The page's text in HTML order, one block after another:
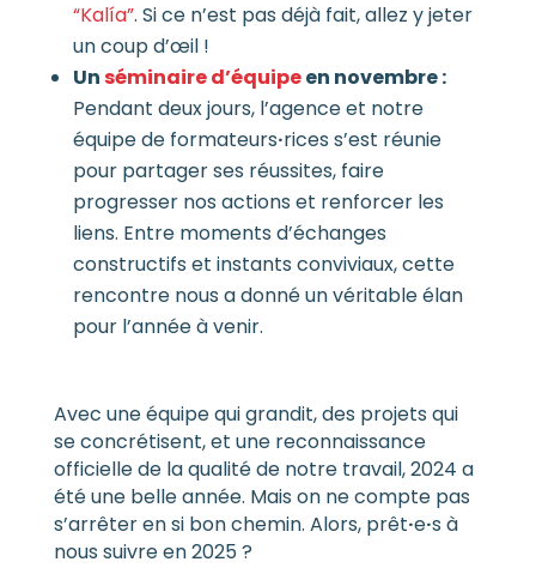
“Kalía”. Si ce n’est pas déjà fait, allez y jeter
un coup d’œil !
Unséminaire d’équipeen novembre :
Pendant deux jours, l’agence et notre
équipe de formateurs·rices s’est réunie
pour partager ses réussites, faire
progresser nos actions et renforcer les
liens. Entre moments d’échanges
constructifs et instants conviviaux, cette
rencontre nous a donné un véritable élan
pour l’année à venir.
Avec une équipe qui grandit, des projets qui
se concrétisent, et une reconnaissance
officielle de la qualité de notre travail, 2024 a
été une belle année. Mais on ne compte pas
s’arrêter en si bon chemin. Alors, prêt·e·s à
nous suivre en 2025 ?